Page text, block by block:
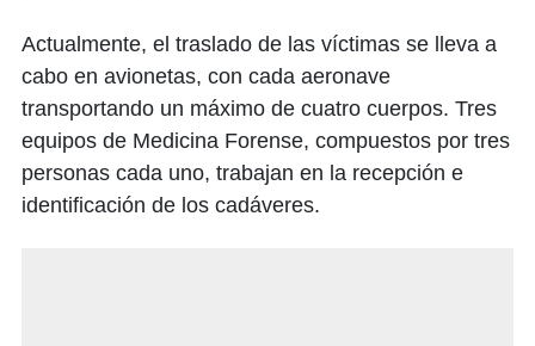
Actualmente, el traslado de las víctimas se lleva a
cabo en avionetas, con cada aeronave
transportando un máximo de cuatro cuerpos. Tres
equipos de Medicina Forense, compuestos por tres
personas cada uno, trabajan en la recepción e
identificación de los cadáveres.